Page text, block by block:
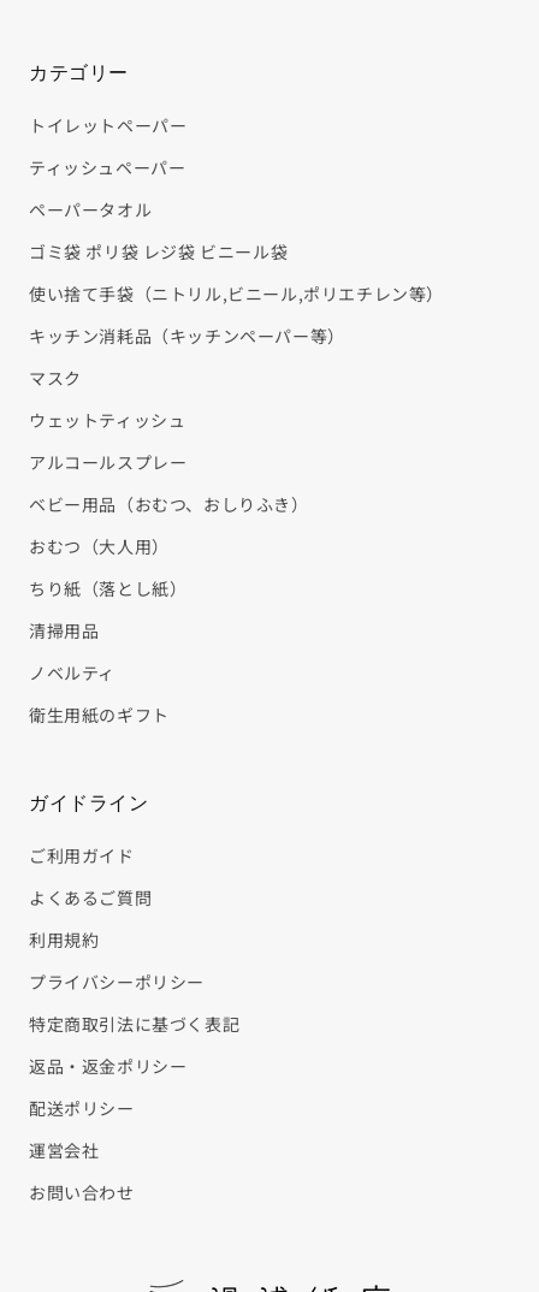
カテゴリー
トイレットペーパー
ティッシュペーパー
ペーパータオル
ゴミ袋 ポリ袋 レジ袋 ビニール袋
使い捨て手袋（ニトリル,ビニール,ポリエチレン等）
キッチン消耗品（キッチンペーパー等）
マスク
ウェットティッシュ
アルコールスプレー
ベビー用品（おむつ、おしりふき）
おむつ（大人用）
ちり紙（落とし紙）
清掃用品
ノベルティ
衛生用紙のギフト
ガイドライン
ご利用ガイド
よくあるご質問
利用規約
プライバシーポリシー
特定商取引法に基づく表記
返品・返金ポリシー
配送ポリシー
運営会社
お問い合わせ